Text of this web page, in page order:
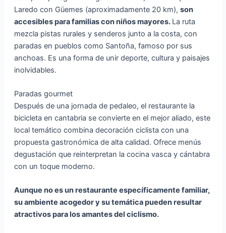
Laredo con Güemes (aproximadamente 20 km), son
accesibles para familias con niños mayores. La ruta
mezcla pistas rurales y senderos junto a la costa, con
paradas en pueblos como Santoña, famoso por sus
anchoas. Es una forma de unir deporte, cultura y paisajes
inolvidables.
Paradas gourmet
Después de una jornada de pedaleo, el restaurante la
bicicleta en cantabria se convierte en el mejor aliado, este
local temático combina decoración ciclista con una
propuesta gastronómica de alta calidad. Ofrece menús
degustación que reinterpretan la cocina vasca y cántabra
con un toque moderno.
Aunque no es un restaurante específicamente familiar,
su ambiente acogedor y su temática pueden resultar
atractivos para los amantes del ciclismo.